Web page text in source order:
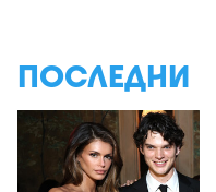
ПОСЛЕДНИ